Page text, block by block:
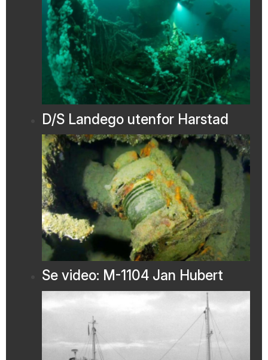
D/S Landego utenfor Harstad
Se video: M-1104 Jan Hubert